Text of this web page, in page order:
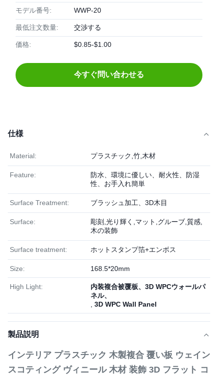
モデル番号: WWP-20
最低注文数量: 交渉する
価格: $0.85-$1.00
今すぐ問い合わせる
仕様
Material: プラスチック,竹,木材
Feature:
防水、環境に優しい、耐火性、防湿
性、お手入れ簡単
Surface Treatment: ブラッシュ加工、3D木目
Surface:
彫刻,光り輝く,マット,グルーブ,質感,
木の装飾
Surface treatment: ホットスタンプ箔+エンボス
Size: 168.5*20mm
High Light:
内装複合被覆板、3D WPCウォールパ
ネル、
3D WPC Wall Panel
製品説明
インテリア プラスチック 木製複合 覆い板 ウェイン
スコティング ヴィニール 木材 装飾 3D フラット コ